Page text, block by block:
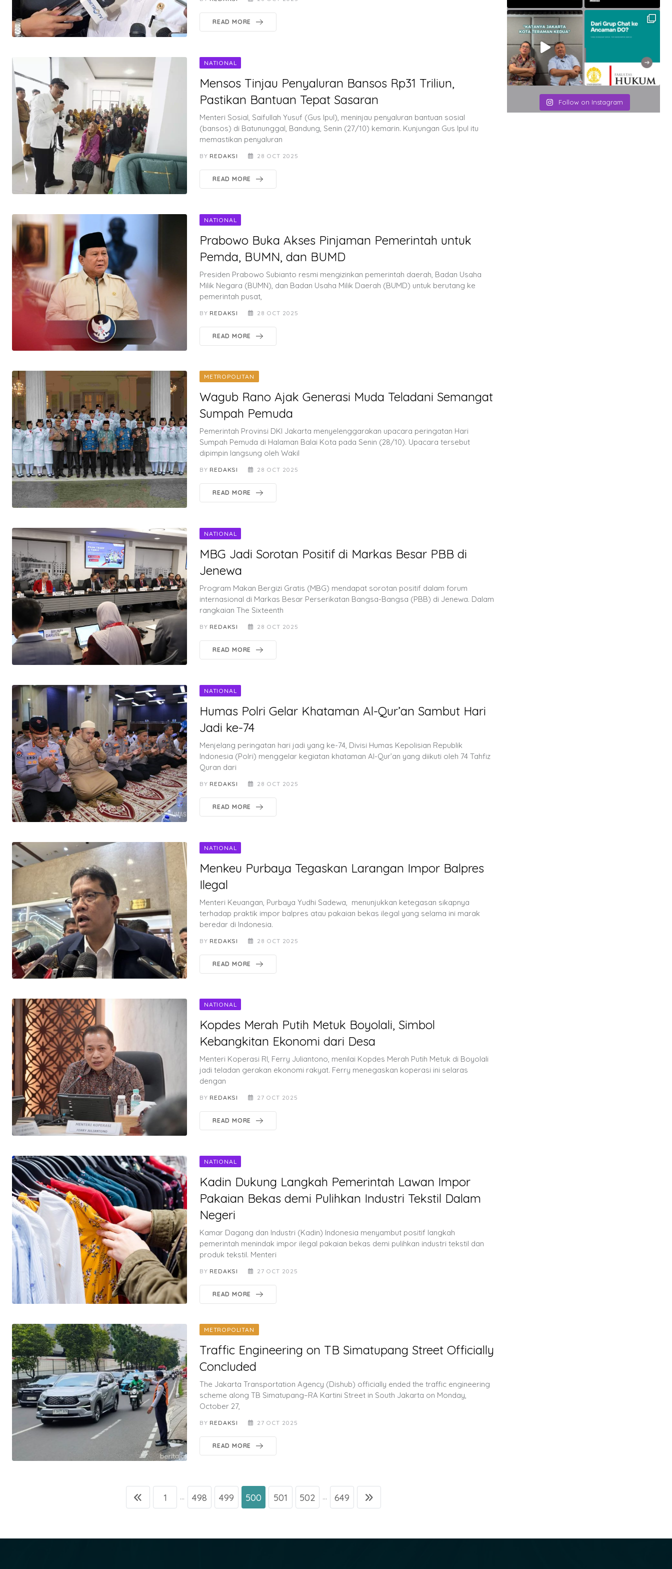
READ MORE
NATIONAL
Mensos Tinjau Penyaluran Bansos Rp31 Triliun,
Pastikan Bantuan Tepat Sasaran
Menteri Sosial, Saifullah Yusuf (Gus Ipul), meninjau penyaluran bantuan sosial
(bansos) di Batununggal, Bandung, Senin (27/10) kemarin. Kunjungan Gus Ipul itu
memastikan penyaluran
BY REDAKSI 28 OCT 2025
READ MORE
NATIONAL
Prabowo Buka Akses Pinjaman Pemerintah untuk
Pemda, BUMN, dan BUMD
Presiden Prabowo Subianto resmi mengizinkan pemerintah daerah, Badan Usaha
Milik Negara (BUMN), dan Badan Usaha Milik Daerah (BUMD) untuk berutang ke
pemerintah pusat,
BY REDAKSI 28 OCT 2025
READ MORE
METROPOLITAN
Wagub Rano Ajak Generasi Muda Teladani Semangat
Sumpah Pemuda
Pemerintah Provinsi DKI Jakarta menyelenggarakan upacara peringatan Hari
Sumpah Pemuda di Halaman Balai Kota pada Senin (28/10). Upacara tersebut
dipimpin langsung oleh Wakil
BY REDAKSI 28 OCT 2025
READ MORE
NATIONAL
MBG Jadi Sorotan Positif di Markas Besar PBB di
Jenewa
Program Makan Bergizi Gratis (MBG) mendapat sorotan positif dalam forum
internasional di Markas Besar Perserikatan Bangsa-Bangsa (PBB) di Jenewa. Dalam
rangkaian The Sixteenth
BY REDAKSI 28 OCT 2025
READ MORE
NATIONAL
Humas Polri Gelar Khataman Al-Qur’an Sambut Hari
Jadi ke-74
Menjelang peringatan hari jadi yang ke-74, Divisi Humas Kepolisian Republik
Indonesia (Polri) menggelar kegiatan khataman Al-Qur’an yang diikuti oleh 74 Tahfiz
Quran dari
BY REDAKSI 28 OCT 2025
READ MORE
NATIONAL
Menkeu Purbaya Tegaskan Larangan Impor Balpres
Ilegal
Menteri Keuangan, Purbaya Yudhi Sadewa, menunjukkan ketegasan sikapnya
terhadap praktik impor balpres atau pakaian bekas ilegal yang selama ini marak
beredar di Indonesia.
BY REDAKSI 28 OCT 2025
READ MORE
NATIONAL
Kopdes Merah Putih Metuk Boyolali, Simbol
Kebangkitan Ekonomi dari Desa
Menteri Koperasi RI, Ferry Juliantono, menilai Kopdes Merah Putih Metuk di Boyolali
jadi teladan gerakan ekonomi rakyat. Ferry menegaskan koperasi ini selaras
dengan
BY REDAKSI 27 OCT 2025
READ MORE
NATIONAL
Kadin Dukung Langkah Pemerintah Lawan Impor
Pakaian Bekas demi Pulihkan Industri Tekstil Dalam
Negeri
Kamar Dagang dan Industri (Kadin) Indonesia menyambut positif langkah
pemerintah menindak impor ilegal pakaian bekas demi pulihkan industri tekstil dan
produk tekstil. Menteri
BY REDAKSI 27 OCT 2025
READ MORE
METROPOLITAN
Traffic Engineering on TB Simatupang Street Officially
Concluded
The Jakarta Transportation Agency (Dishub) officially ended the traffic engineering
scheme along TB Simatupang–RA Kartini Street in South Jakarta on Monday,
October 27,
BY REDAKSI 27 OCT 2025
READ MORE
1 ... 498 499 500 501 502 ... 649
Follow on Instagram